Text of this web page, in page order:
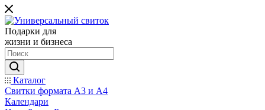
Подарки для
жизни и бизнеса
Каталог
Свитки формата А3 и А4
Календари